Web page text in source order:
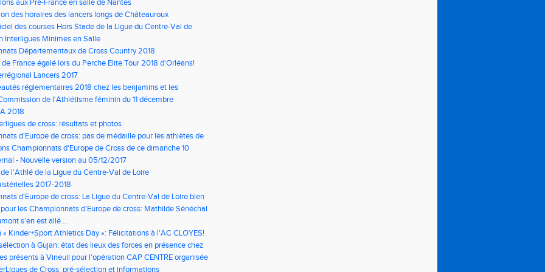
aux Pré-France en salle de Nantes
des horaires des lancers longs de Châteauroux
des courses Hors Stade de la Ligue du Centre-Val de
ligne
Interligues Minimes en Salle
Départementaux de Cross Country 2018
de France égalé lors du Perche Elite Tour 2018 d'Orléans!
Lancers 2017
réglementaires 2018 chez les benjamins et les
de l'Athlétisme féminin du 11 décembre
2018
de cross: résultats et photos
d'Europe de cross: pas de médaille pour les athlètes de
de belles promesses pour la suite
Championnats d'Europe de Cross de ce dimanche 10
- Nouvelle version au 05/12/2017
l'Athlé de la Ligue du Centre-Val de Loire
2017-2018
d'Europe de cross: La Ligue du Centre-Val de Loire bien
par 3 demoiselles!
les Championnats d'Europe de cross: Mathilde Sénéchal
Alice Mitard dans l'attente!
s’en est allé …
Kinder+Sport Athletics Day »: Félicitations à l'AC CLOYES!
à Gujan: état des lieux des forces en présence chez
présents à Vineuil pour l'opération CAP CENTRE organisée
du Loir-et-Cher!
de Cross: pré-sélection et informations